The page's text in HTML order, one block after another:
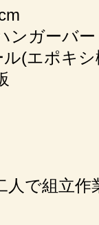
ンガーバ
(エポキ
で組立作